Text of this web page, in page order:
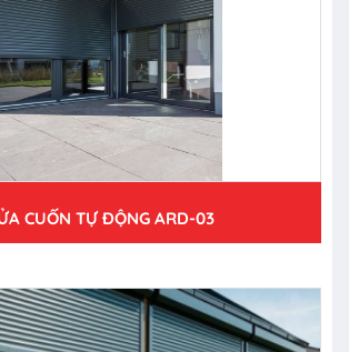
CUỐN TỰ ĐỘNG ARD-03